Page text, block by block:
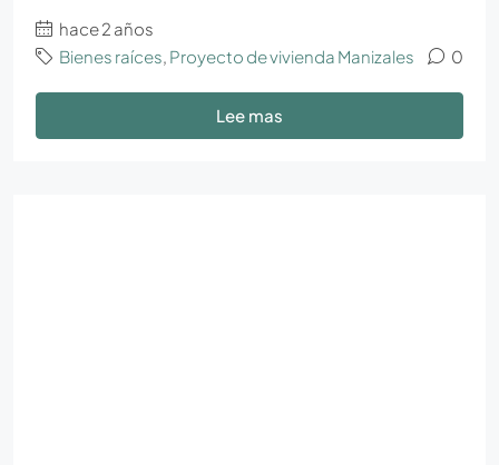
hace 2 años
Bienes raíces, Proyecto de vivienda Manizales 0
Lee mas